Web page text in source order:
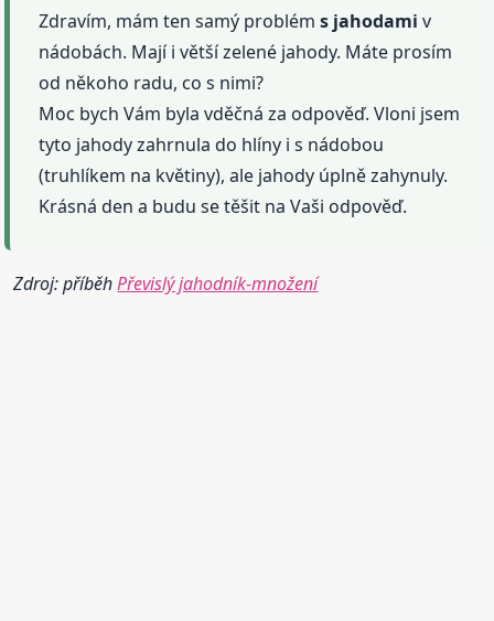
Zdravím, mám ten samý probléms jahodami v
nádobách. Mají i větší zelené jahody. Máte prosím
od někoho radu, co s nimi?
Moc bych Vám byla vděčná za odpověď. Vloni jsem
tyto jahody zahrnula do hlíny i s nádobou
(truhlíkem na květiny), ale jahody úplně zahynuly.
Krásná den a budu se těšit na Vaši odpověď.
Zdroj: příběhPřevislý jahodník-množení